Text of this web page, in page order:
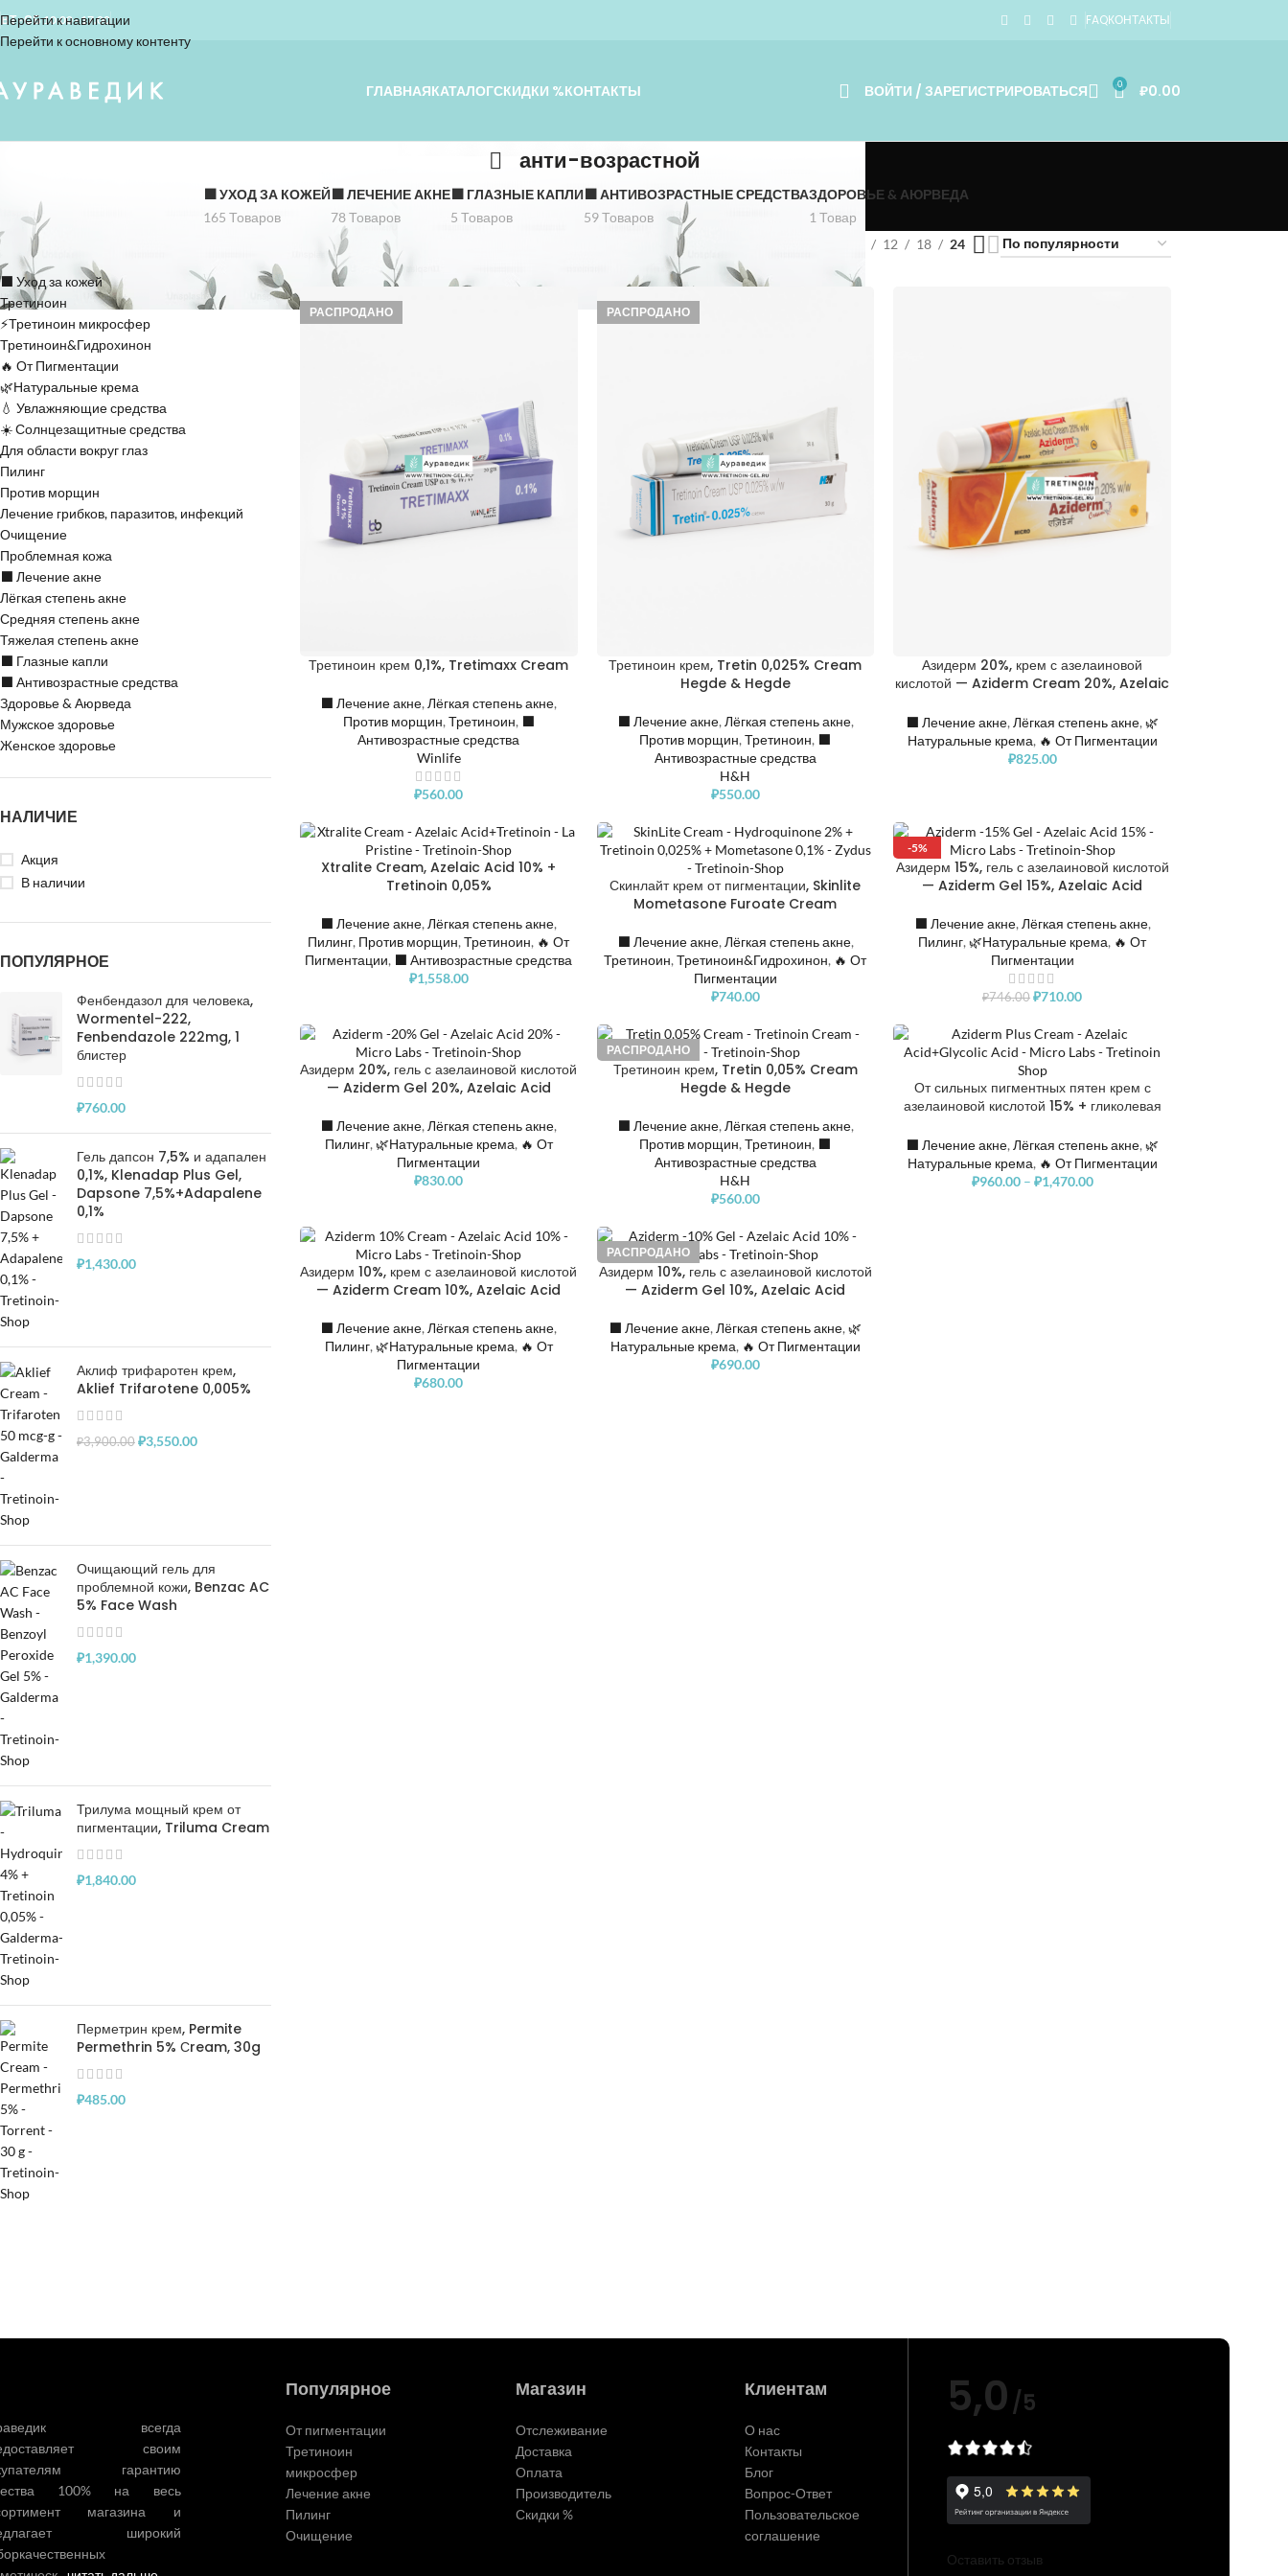
Перейти к навигации
Перейти к основному контенту
ВТ - СБ 10.00 - 17.00 FAQКОНТАКТЫ
ГЛАВНАЯКАТАЛОГСКИДКИ %КОНТАКТЫ ВОЙТИ / ЗАРЕГИСТРИРОВАТЬСЯ 0 ₽0.00
анти-возрастной
⬛️ УХОД ЗА КОЖЕЙ
165 Товаров
⬛️ ЛЕЧЕНИЕ АКНЕ
78 Товаров
⬛️ ГЛАЗНЫЕ КАПЛИ
5 Товаров
⬛️ АНТИВОЗРАСТНЫЕ СРЕДСТВА
59 Товаров
ЗДОРОВЬЕ & АЮРВЕДА
1 Товар
КАТЕГОРИИ
⬛️ Уход за кожей
Третиноин
⚡Третиноин микросфер
Третиноин&Гидрохинон
🔥 От Пигментации
🌿Натуральные крема
💧 Увлажняющие средства
☀️ Солнцезащитные средства
Для области вокруг глаз
Пилинг
Против морщин
Лечение грибков, паразитов, инфекций
Очищение
Проблемная кожа
⬛️ Лечение акне
Лёгкая степень акне
Средняя степень акне
Тяжелая степень акне
⬛️ Глазные капли
⬛️ Антивозрастные средства
Здоровье & Аюрведа
Мужское здоровье
Женское здоровье
НАЛИЧИЕ
Акция
В наличии
ПОПУЛЯРНОЕ
Фенбендазол для человека,
Wormentel-222,
Fenbendazole 222mg, 1
блистер
₽760.00
Гель дапсон 7,5% и адапален
0,1%, Klenadap Plus Gel,
Dapsone 7,5%+Adapalene
0,1%
₽1,430.00
Аклиф трифаротен крем,
Aklief Trifarotene 0,005%
₽3,900.00 ₽3,550.00
Очищающий гель для
проблемной кожи, Benzac AC
5% Face Wash
₽1,390.00
Трилума мощный крем от
пигментации, Triluma Cream
₽1,840.00
Перметрин крем, Permite
Permethrin 5% Сream, 30g
₽485.00
Home »анти-возрастной 12 18 24
РАСПРОДАНО
Третиноин крем 0,1%, Tretimaxx Cream
⬛️ Лечение акне,Лёгкая степень акне,
Против морщин, Третиноин, ⬛️
Антивозрастные средства
Winlife
₽560.00
РАСПРОДАНО
Третиноин крем, Tretin 0,025% Cream
Hegde & Hegde
⬛️ Лечение акне, Лёгкая степень акне,
Против морщин,Третиноин, ⬛️
Антивозрастные средства
H&H
₽550.00
Азидерм 20%, крем с азелаиновой
кислотой — Aziderm Cream 20%, Azelaic
⬛️ Лечение акне,Лёгкая степень акне,🌿
Натуральные крема, 🔥 От Пигментации
₽825.00
Xtralite Cream, Azelaic Acid 10% +
Tretinoin 0,05%
⬛️ Лечение акне,Лёгкая степень акне,
Пилинг, Против морщин,Третиноин, 🔥 От
Пигментации, ⬛️ Антивозрастные средства
₽1,558.00
Скинлайт крем от пигментации, Skinlite
Mometasone Furoate Cream
⬛️ Лечение акне, Лёгкая степень акне,
Третиноин,Третиноин&Гидрохинон, 🔥 От
Пигментации
₽740.00
-5%
РАСПРОДАНО
Азидерм 15%, гель с азелаиновой кислотой
— Aziderm Gel 15%, Azelaic Acid
⬛️ Лечение акне, Лёгкая степень акне,
Пилинг,🌿Натуральные крема, 🔥 От
Пигментации
₽746.00 ₽710.00
Азидерм 20%, гель с азелаиновой кислотой
— Aziderm Gel 20%, Azelaic Acid
⬛️ Лечение акне,Лёгкая степень акне,
Пилинг, 🌿Натуральные крема, 🔥 От
Пигментации
₽830.00
РАСПРОДАНО
Третиноин крем, Tretin 0,05% Cream
Hegde & Hegde
⬛️ Лечение акне, Лёгкая степень акне,
Против морщин,Третиноин, ⬛️
Антивозрастные средства
H&H
₽560.00
От сильных пигментных пятен крем с
азелаиновой кислотой 15% + гликолевая
Azelaic Acid 15% + Glycolic Acid 70%
⬛️ Лечение акне,Лёгкая степень акне,🌿
Натуральные крема, 🔥 От Пигментации
₽960.00 – ₽1,470.00
Азидерм 10%, крем с азелаиновой кислотой
— Aziderm Cream 10%, Azelaic Acid
⬛️ Лечение акне,Лёгкая степень акне,
Пилинг, 🌿Натуральные крема, 🔥 От
Пигментации
₽680.00
РАСПРОДАНО
Азидерм 10%, гель с азелаиновой кислотой
— Aziderm Gel 10%, Azelaic Acid
⬛️ Лечение акне,Лёгкая степень акне,🌿
Натуральные крема, 🔥 От Пигментации
₽690.00
всегда
своим
гарантию
100% на весь
магазина и
широкий
Популярное
От пигментации
Третиноин
микросфер
Лечение акне
Пилинг
Очищение
Магазин
Отслеживание
Доставка
Оплата
Производитель
Скидки %
Клиентам
О нас
Контакты
Блог
Вопрос-Ответ
Пользовательское
соглашение
5,0 /5
Оставить отзыв